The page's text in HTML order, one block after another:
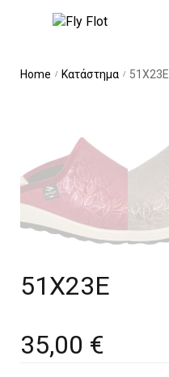
Home / Κατάστημα / 51Χ23Ε
51Χ23Ε
35,00 €